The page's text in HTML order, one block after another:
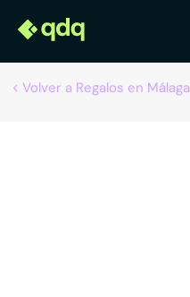
Volver a Regalos en Málaga